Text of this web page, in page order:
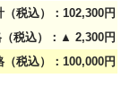
（税込）：102,300円
（税込）：▲ 2,300円
（税込）：100,000円